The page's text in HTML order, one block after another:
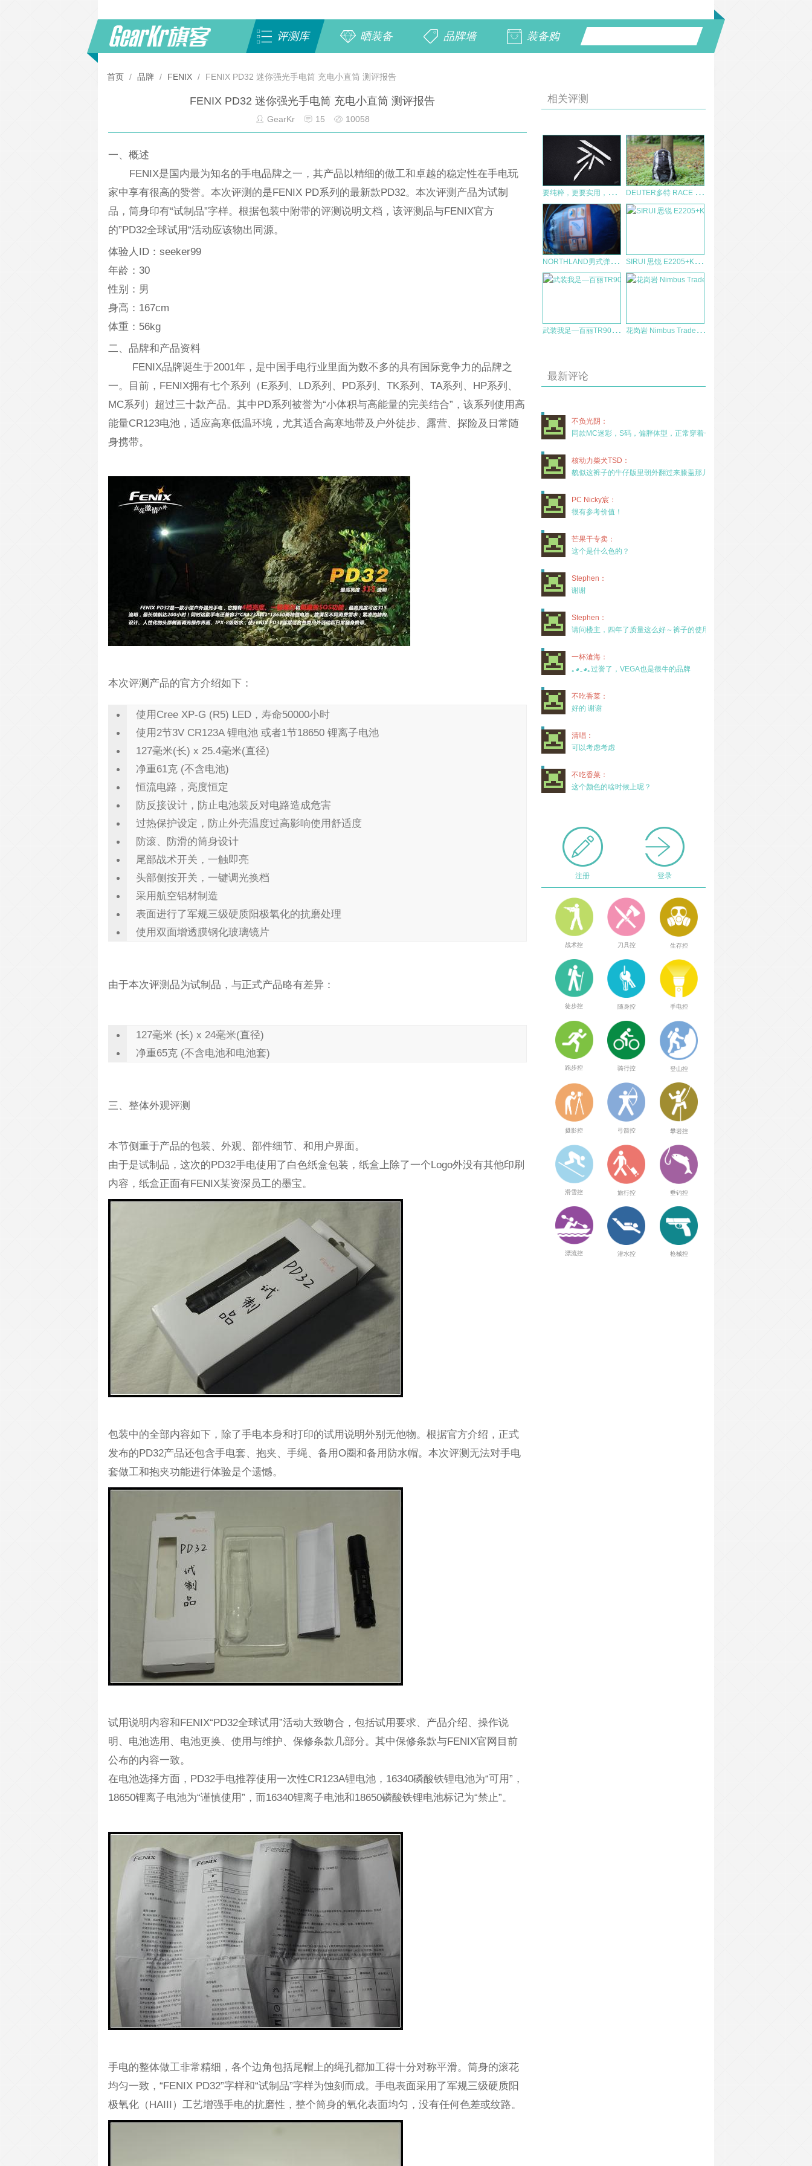
评测库 晒装备 品牌墙 装备购
首页 / 品牌 / FENIX / FENIX PD32 迷你强光手电筒 充电小直筒 测评报告
FENIX PD32 迷你强光手电筒 充电小直筒 测评报告
GearKr 15 10058
一、概述
FENIX是国内最为知名的手电品牌之一，其产品以精细的做工和卓越的稳定性在手电玩
家中享有很高的赞誉。本次评测的是FENIX PD系列的最新款PD32。本次评测产品为试制
品，筒身印有“试制品”字样。根据包装中附带的评测说明文档，该评测品与FENIX官方
的”PD32全球试用“活动应该物出同源。
体验人ID：seeker99
年龄：30
性别：男
身高：167cm
体重：56kg
二、品牌和产品资料
FENIX品牌诞生于2001年，是中国手电行业里面为数不多的具有国际竞争力的品牌之
一。目前，FENIX拥有七个系列（E系列、LD系列、PD系列、TK系列、TA系列、HP系列、
MC系列）超过三十款产品。其中PD系列被誉为“小体积与高能量的完美结合”，该系列使用高
能量CR123电池，适应高寒低温环境，尤其适合高寒地带及户外徒步、露营、探险及日常随
身携带。
本次评测产品的官方介绍如下：
使用Cree XP-G (R5) LED，寿命50000小时
使用2节3V CR123A 锂电池 或者1节18650 锂离子电池
127毫米(长) x 25.4毫米(直径)
净重61克 (不含电池)
恒流电路，亮度恒定
防反接设计，防止电池装反对电路造成危害
过热保护设定，防止外壳温度过高影响使用舒适度
防滚、防滑的筒身设计
尾部战术开关，一触即亮
头部侧按开关，一键调光换档
采用航空铝材制造
表面进行了军规三级硬质阳极氧化的抗磨处理
使用双面增透膜钢化玻璃镜片
由于本次评测品为试制品，与正式产品略有差异：
127毫米 (长) x 24毫米(直径)
净重65克 (不含电池和电池套)
三、整体外观评测
本节侧重于产品的包装、外观、部件细节、和用户界面。
由于是试制品，这次的PD32手电使用了白色纸盒包装，纸盒上除了一个Logo外没有其他印刷
内容，纸盒正面有FENIX某资深员工的墨宝。
包装中的全部内容如下，除了手电本身和打印的试用说明外别无他物。根据官方介绍，正式
发布的PD32产品还包含手电套、抱夹、手绳、备用O圈和备用防水帽。本次评测无法对手电
套做工和抱夹功能进行体验是个遗憾。
试用说明内容和FENIX“PD32全球试用”活动大致吻合，包括试用要求、产品介绍、操作说
明、电池选用、电池更换、使用与维护、保修条款几部分。其中保修条款与FENIX官网目前
公布的内容一致。
在电池选择方面，PD32手电推荐使用一次性CR123A锂电池，16340磷酸铁锂电池为“可用”，
18650锂离子电池为“谨慎使用”，而16340锂离子电池和18650磷酸铁锂电池标记为“禁止”。
手电的整体做工非常精细，各个边角包括尾帽上的绳孔都加工得十分对称平滑。筒身的滚花
均匀一致，“FENIX PD32”字样和“试制品”字样为蚀刻而成。手电表面采用了军规三级硬质阳
极氧化（HAIII）工艺增强手电的抗磨性，整个筒身的氧化表面均匀，没有任何色差或纹路。
相关评测
要
纯粹，更要实用，还要极简风格——三刃木A系列随身小刀评测 D
EUTER多特 RACE X 骑行背包测评 32019
N
ORTHLAND男式弹力蝉翼外套测评报告 S
IRUI 思锐 E2205+K20X 碳纤维三脚架 简评
武
装我足—百丽TR900丛林靴测评 花
岗岩 Nimbus Trade（光环追踪）背包
最新评论
不负光阴：
同款MC迷彩，S码，偏胖体型，正常穿着一年半，没
核动力柴犬TSD：
貌似这裤子的牛仔版里朝外翻过来膝盖那儿有放护膝的
PC Nicky宸：
很有参考价值！
芒果干专卖：
这个是什么色的？
Stephen：
谢谢
Stephen：
请问楼主，四年了质量这么好～裤子的使用率高吗？
一杯滄海：
｡◕‿◕｡过誉了，VEGA也是很牛的品牌
不吃香菜：
好的 谢谢
清唱：
可以考虑考虑
不吃香菜：
这个颜色的啥时候上呢？
注册 登录
战术控 刀具控 生存控
徒步控 随身控 手电控
跑步控 骑行控 登山控
摄影控 弓箭控 攀岩控
滑雪控 旅行控 垂钓控
漂流控 潜水控 枪械控